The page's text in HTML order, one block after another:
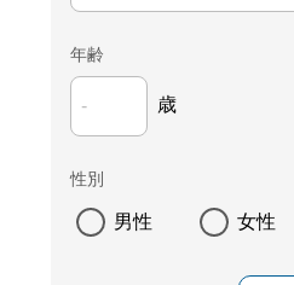
年齢
歳
性別
男性 女性